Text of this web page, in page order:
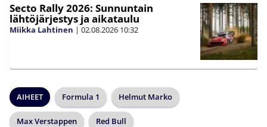
Secto Rally 2026: Sunnuntain
lähtöjärjestys ja aikataulu
Miikka Lahtinen | 02.08.2026 10:32
AIHEET Formula 1 Helmut Marko
Max Verstappen Red Bull